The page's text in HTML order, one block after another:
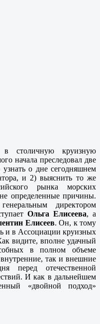
в столичную круизную
начала преследовал две
о дне сегодняшнем
и 2) выяснить то же
рынка морских
определенные причины.
директором
Ольга Елисеева, а
Елисеев. Он, к тому
и в Ассоциации круизных
видите, вполне удачный
в полном объеме
так и внешние
перед отечественной
И как в дальнейшем
«двойной подход»